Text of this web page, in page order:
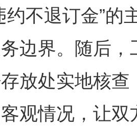
约不退订金”
边界。随后
放处实地核
观情况，让